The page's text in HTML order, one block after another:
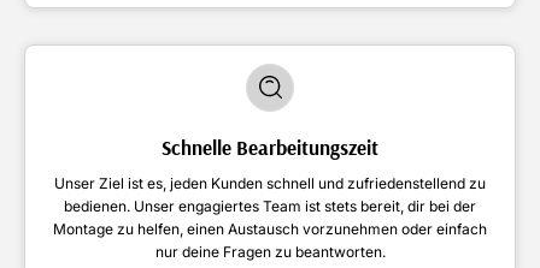
Schnelle Bearbeitungszeit
Unser Ziel ist es, jeden Kunden schnell und zufriedenstellend zu
bedienen. Unser engagiertes Team ist stets bereit, dir bei der
Montage zu helfen, einen Austausch vorzunehmen oder einfach
nur deine Fragen zu beantworten.